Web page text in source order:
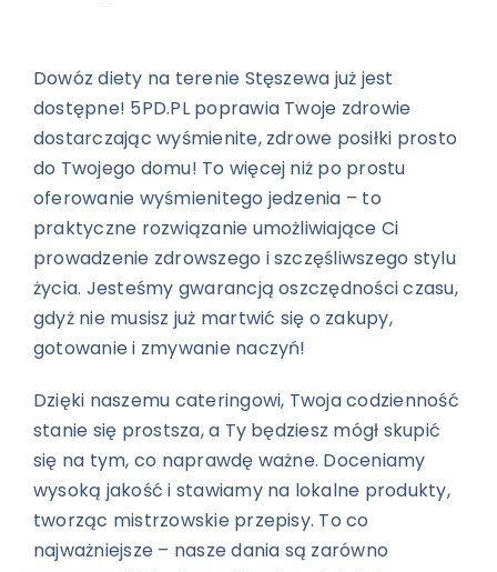
Dowóz diety na terenie Stęszewa już jest
dostępne! 5PD.PL poprawia Twoje zdrowie
dostarczając wyśmienite, zdrowe posiłki prosto
do Twojego domu! To więcej niż po prostu
oferowanie wyśmienitego jedzenia – to
praktyczne rozwiązanie umożliwiające Ci
prowadzenie zdrowszego i szczęśliwszego stylu
życia. Jesteśmy gwarancją oszczędności czasu,
gdyż nie musisz już martwić się o zakupy,
gotowanie i zmywanie naczyń!
Dzięki naszemu cateringowi, Twoja codzienność
stanie się prostsza, a Ty będziesz mógł skupić
się na tym, co naprawdę ważne. Doceniamy
wysoką jakość i stawiamy na lokalne produkty,
tworząc mistrzowskie przepisy. To co
najważniejsze – nasze dania są zarówno